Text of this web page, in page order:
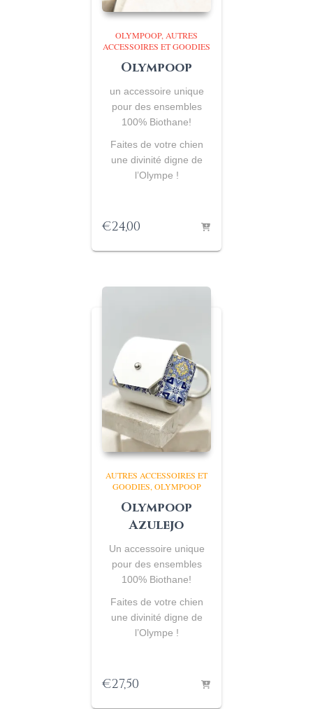
OLYMPOOP AUTRES
ACCESSOIRES ET GOODIES
Olympoop
un accessoire unique
pour des ensembles
100% Biothane!
Faites de votre chien
une divinité digne de
l’Olympe !
€24,00
AUTRES ACCESSOIRES ET
GOODIES OLYMPOOP
Olympoop
Azulejo
Un accessoire unique
pour des ensembles
100% Biothane!
Faites de votre chien
une divinité digne de
l’Olympe !
€27,50